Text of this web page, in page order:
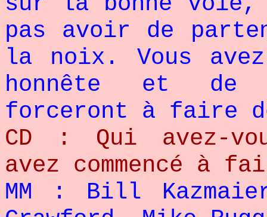
pas avoir de
la noix. Vous
honnête et de
forceront à faire
CD : Qui avez-
avez commencé à
MM : Bill